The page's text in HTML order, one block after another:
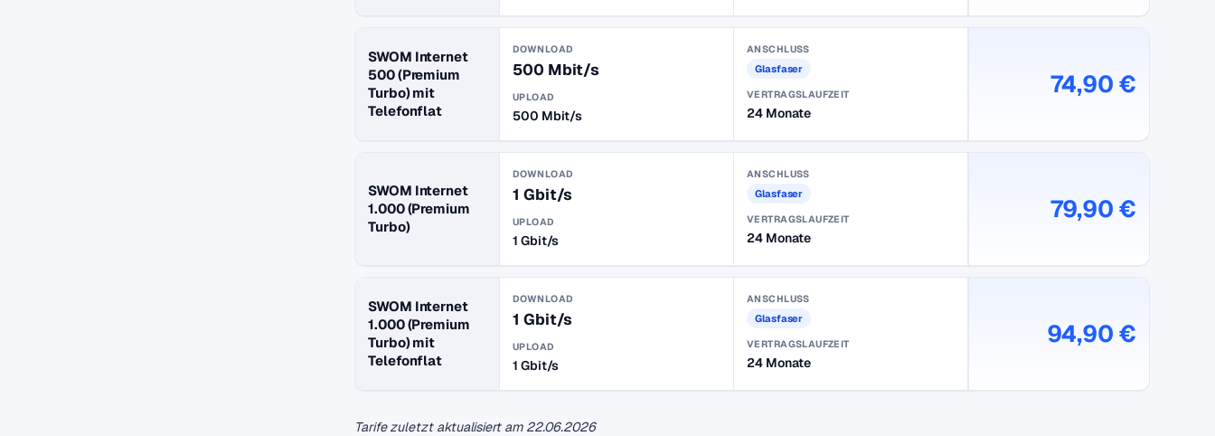
SWOM Internet
500 (Premium
Turbo) mit
Telefonflat
DOWNLOAD
500 Mbit/s
UPLOAD
500 Mbit/s
ANSCHLUSS
Glasfaser
VERTRAGSLAUFZEIT
24 Monate
74,90 €
SWOM Internet
1.000 (Premium
Turbo)
DOWNLOAD
1 Gbit/s
UPLOAD
1 Gbit/s
ANSCHLUSS
Glasfaser
VERTRAGSLAUFZEIT
24 Monate
79,90 €
SWOM Internet
1.000 (Premium
Turbo) mit
Telefonflat
DOWNLOAD
1 Gbit/s
UPLOAD
1 Gbit/s
ANSCHLUSS
Glasfaser
VERTRAGSLAUFZEIT
24 Monate
94,90 €
Tarife zuletzt aktualisiert am 22.06.2026